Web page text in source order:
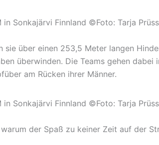
über einen 253,5 Meter langen
überwinden. Die Teams gehen
am Rücken ihrer Männer.
der Spaß zu keiner Zeit auf der